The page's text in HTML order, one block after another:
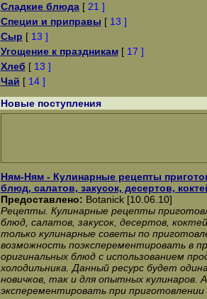
Сладкие блюда[ 21 ]
Специи и приправы [ 13 ]
Сыр [ 13 ]
Угощение к праздникам[ 17 ]
Хлеб [ 13 ]
Чай [ 14 ]
Новые поступления
Ням-Ням - Кулинарные рецепты
блюд, салатов, закусок, десертов,
Предоставлено: Botanick [10.06.10]
Рецепты. Кулинарные рецепты
блюд, салатов, закусок, десертов,
только кулинарные советы по
возможность поэксперементировать в
оригинальных блюд с использованием
холодильника. Данный ресурс будет
новичков, так и для опытных кулинаров.
эксперементировать при приготовлении